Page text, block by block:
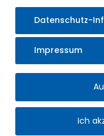
Datenschutz-
Impressum
Ich